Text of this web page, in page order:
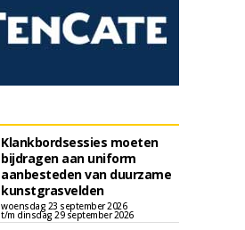
Klankbordsessies moeten
bijdragen aan uniform
aanbesteden van duurzame
kunstgrasvelden
woensdag 23 september 2026
t/m dinsdag 29 september 2026